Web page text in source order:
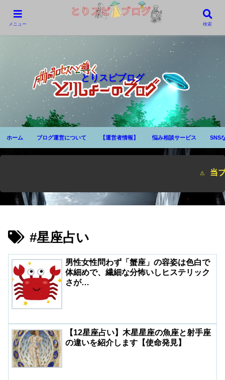
とりスピブログ
ホーム ブログ運営について 【運営者情報】 悩み相談サービス SNS
⚠ 当ブログサイ
#星座占い
男性女性問わず「蟹座」の容姿は色白で
体細めで、繊細な分怖いしヒステリック
さが…
【12星座占い】木星星座の魚座と射手座
の違いを紹介します【使命発見】
メニュー 検索